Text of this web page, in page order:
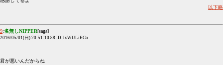
以下略
9:名無しNIPPER[saga]
2016/05/01(日) 20:51:10.88 ID:JxWULiECo
君が悪いんだからね